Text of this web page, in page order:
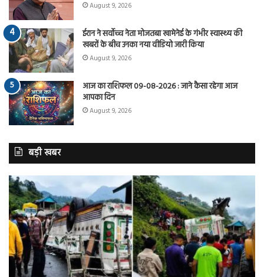
August 9, 2026
ईरान ने सर्वोच्च नेता मोजतबा खामेनेई के गंभीर स्वास्थ्य की
खबरों के बीच उनका नया वीडियो जारी किया
August 9, 2026
आज का राशिफल 09-08-2026 : जाने कैसा रहेगा आज
आपका दिन
August 9, 2026
बड़ी खबर